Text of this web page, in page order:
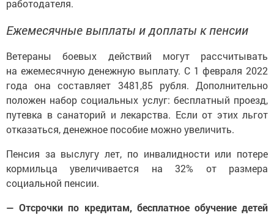
работодателя.
Ежемесячные выплаты и доплаты к пенсии
Ветераны боевых действий могут рассчитывать
на ежемесячную денежную выплату. С 1 февраля 2022
года она составляет 3481,85 рубля. Дополнительно
положен набор социальных услуг: бесплатный проезд,
путевка в санаторий и лекарства. Если от этих льгот
отказаться, денежное пособие можно увеличить.
Пенсия за выслугу лет, по инвалидности или потере
кормильца увеличивается на 32% от размера
социальной пенсии.
— Отсрочки по кредитам, бесплатное обучение детей